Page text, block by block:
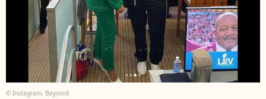
© Instagram, Beyoncé